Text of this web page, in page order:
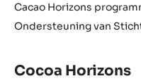
Cacao Horizons
Ondersteuning van
Cocoa Horizons